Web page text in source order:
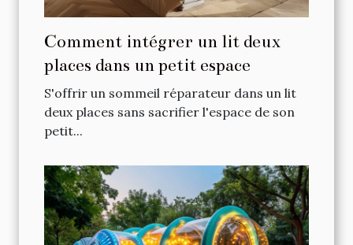
Comment intégrer un lit deux
places dans un petit espace
S'offrir un sommeil réparateur dans un lit
deux places sans sacrifier l'espace de son
petit...